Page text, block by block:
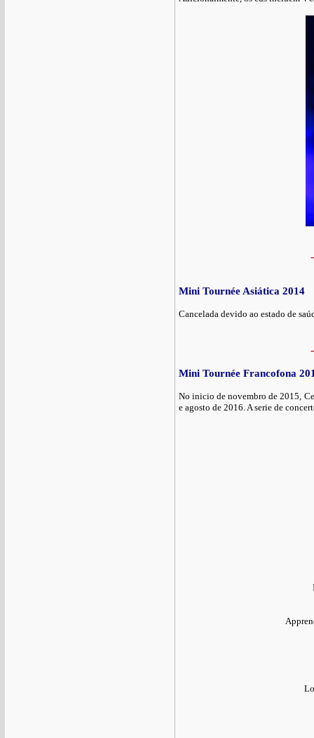
Mini Tournée Asiática 2014
Cancelada devido ao estado de
Mini Tournée Francofona
No inicio de novembro de 2015,
e agosto de 2016. A serie de